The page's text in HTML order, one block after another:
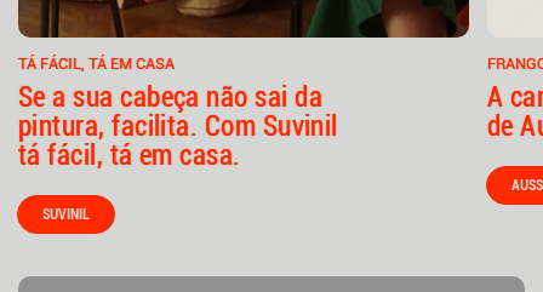
TÁ FÁCIL, TÁ EM CASA
Se a sua cabeça não sai da
pintura, facilita. Com Suvinil
tá fácil, tá em casa.
SUVINIL
A
de